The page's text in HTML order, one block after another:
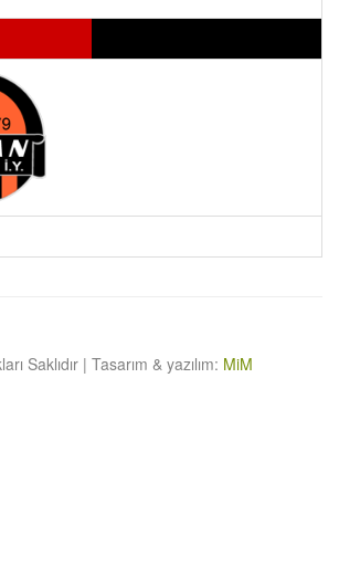
Saklıdır | Tasarım & yazılım: MiM